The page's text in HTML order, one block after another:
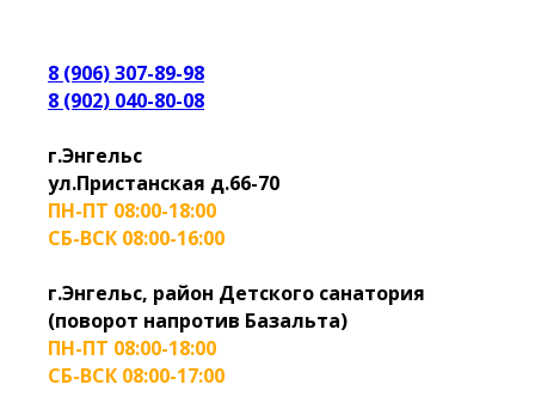
8 (906) 307-89-98
8 (902) 040-80-08
г.Энгельс
ул.Пристанская д.66-70
ПН-ПТ 08:00-18:00
СБ-ВСК 08:00-16:00
г.Энгельс, район Детского санатория
(поворот напротив Базальта)
ПН-ПТ 08:00-18:00
СБ-ВСК 08:00-17:00